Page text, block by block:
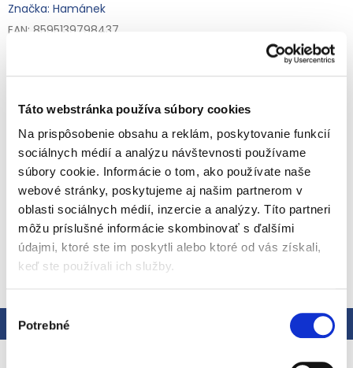
Táto webstránka používa súbory cookies
Na prispôsobenie obsahu a reklám, poskytovanie funkcií
sociálnych médií a analýzu návštevnosti používame
súbory cookie. Informácie o tom, ako používate naše
webové stránky, poskytujeme aj našim partnerom v
oblasti sociálnych médií, inzercie a analýzy. Títo partneri
môžu príslušné informácie skombinovať s ďalšími
údajmi, ktoré ste im poskytli alebo ktoré od vás získali,
keď ste používali ich služby.
Výber
súhlasu
Potrebné
Značka: Hamánek
EAN: 8595139798437
Kategória:
Ovocné detské príkrmy
Vek dieťaťa: od ukončeného 6. mesiaca
Ovocná výživaod ukončeného 6. mesiaca, bez lepku, bez
pridaného cukru, obsahuje prirodzene sa vyskytujúce cukry,
sterilizované.
Spojenie sladkosti ovocia a jemnej chuti zeleniny. Pomáha
dieťaťu zvyknúť si na rôzne chute a vytvára pozitívny základ
pre budúce zdravé stravovacie návyky.
Zloženie:
zemiaky (10 %), citrónová šťava z koncentrátu, antioxidant:
kyselina askorbová, vitamín C, glukonát železnatý.
°C, nespotrebované množstvo uchovajte v chladničke v
uzavretom obale a spotrebujte do 24 hodín po otvorení.
Praktické balenie „kapsička“, vhodné na výlety, ihriská alebo
Detailné informácie
OPÝTAŤ SA STRÁŽIŤ
Popis Hodnotenie